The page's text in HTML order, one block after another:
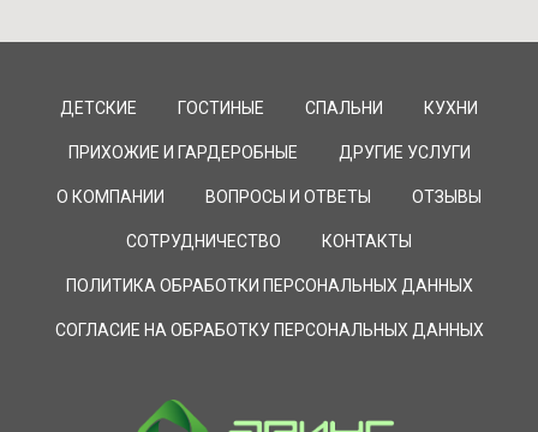
ДЕТСКИЕ ГОСТИНЫЕ СПАЛЬНИ КУХНИ
ПРИХОЖИЕ И ГАРДЕРОБНЫЕ ДРУГИЕ УСЛУГИ
О КОМПАНИИ ВОПРОСЫ И ОТВЕТЫ ОТЗЫВЫ
СОТРУДНИЧЕСТВО КОНТАКТЫ
ПОЛИТИКА ОБРАБОТКИ ПЕРСОНАЛЬНЫХ ДАННЫХ
СОГЛАСИЕ НА ОБРАБОТКУ ПЕРСОНАЛЬНЫХ ДАННЫХ